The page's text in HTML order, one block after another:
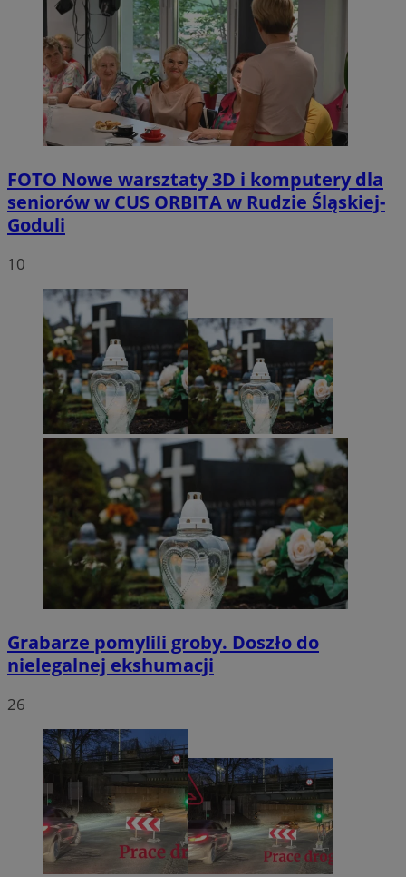
FOTO Nowe warsztaty 3D i komputery dla
seniorów w CUS ORBITA w Rudzie Śląskiej-
Goduli
10
Grabarze pomylili groby. Doszło do
nielegalnej ekshumacji
26